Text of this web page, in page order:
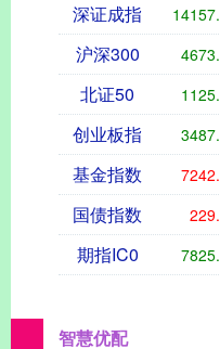
深证成指
沪深300
北证50
创业板指
基金指数
国债指数
期指IC0
智慧优配